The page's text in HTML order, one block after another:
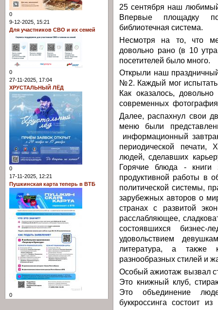
25 сентября наш
Впервые площадку
библиотечная система.
Несмотря на то, что
довольно рано (в 10
посетителей было много.
Открыли наш
№2. Каждый мог испытать
Как оказалось,
современных
Далее, распахнул свои
меню были
информационный
периодической
людей, сделавших
Горячие блюда - книги
продуктивной работы в
политической системы,
зарубежных авторов о
странах с развитой
расслабляющее,
состоявшихся
удовольствием
литература, а также
разнообразных стилей и
Особый ажиотаж вызвал
Это книжный клуб,
Это объединение
буккроссинга состоит
0
9-12-2025, 15:21
Для участников СВО и их семей
0
27-11-2025, 17:04
ХРУСТАЛЬНЫЙ ЛЁД
0
17-11-2025, 12:21
Пушкинская карта теперь в ВТБ
0